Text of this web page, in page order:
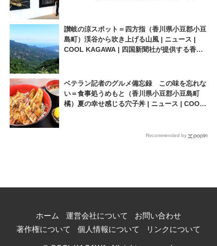
讃岐の涼スポット＝四方指（香川県小豆郡小豆
島町）渓谷から吹き上げる山風 | ニュース |
COOL KAGAWA | 四国新聞社が提供する香川
ベテラン記者のグルメ備忘録 この味を忘れな
い＝食事処うめもと（香川県小豆郡小豆島町
橘）夏の幸せ感じる穴子丼 | ニュース | COOL
Recommended by
ホーム 運営会社について
お問い合わせ
著作権について
個人情報について リンクについて